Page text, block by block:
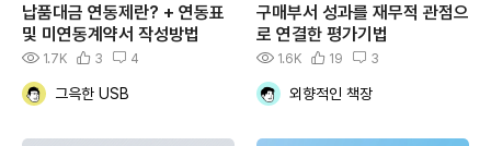
납품대금 연동제란? + 연동표
및 미연동계약서 작성방법
1.7K 3 4
그윽한 USB
구매부서 성과를 재무적 관점으
로 연결한 평가기법
1.6K 19 3
외향적인 책장